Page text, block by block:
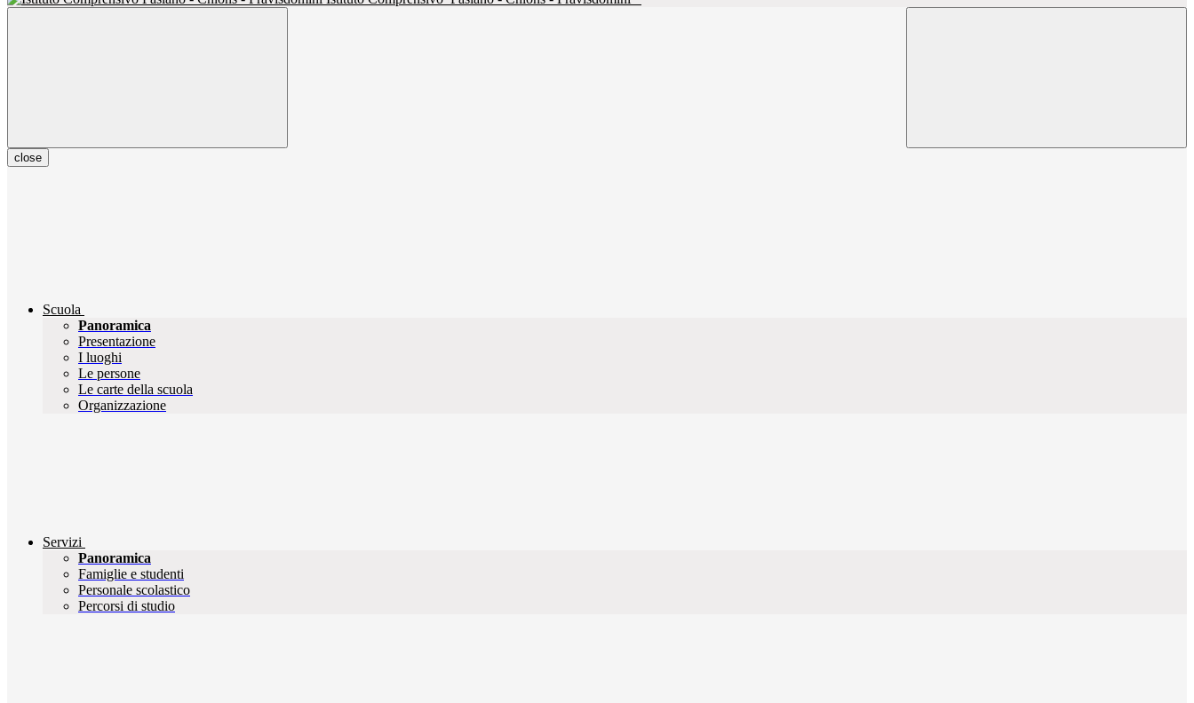
close
Scuola
Panoramica
Presentazione
I luoghi
Le persone
Le carte della scuola
Organizzazione
Servizi
Panoramica
Famiglie e studenti
Personale scolastico
Percorsi di studio